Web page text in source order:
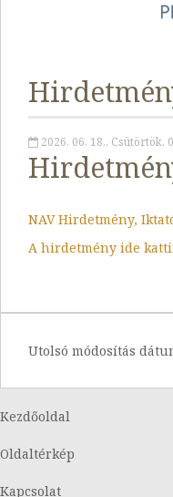
2026. 06. 18., Csütörtök,
NAV Hirdetmény,
A hirdetmény ide
Utolsó módosítás
Kezdőoldal
Oldaltérkép
Kapcsolat